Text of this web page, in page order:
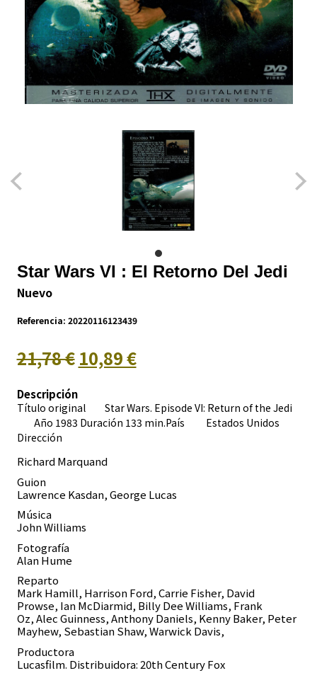
Star Wars VI : El Retorno Del Jedi
Nuevo
Referencia: 20220116123439
21,78 € 10,89 €
Descripción
Título original Star Wars. Episode VI: Return of the Jedi
Año 1983 Duración 133 min.País
Estados Unidos
Dirección
Richard Marquand
Guion
Lawrence Kasdan, George Lucas
Música
John Williams
Fotografía
Alan Hume
Reparto
Mark Hamill, Harrison Ford, Carrie Fisher, David
Prowse, Ian McDiarmid, Billy Dee Williams, Frank
Oz, Alec Guinness, Anthony Daniels, Kenny Baker, Peter
Mayhew, Sebastian Shaw, Warwick Davis,
Productora
Lucasfilm. Distribuidora: 20th Century Fox